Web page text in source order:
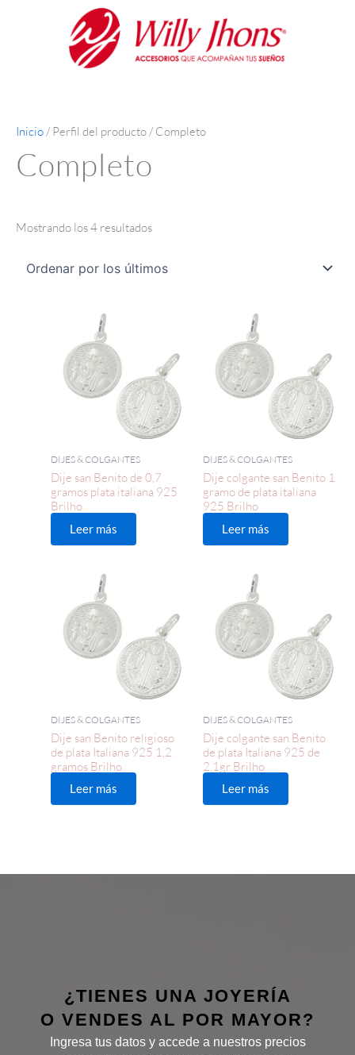
Inicio/ Perfil del producto / Completo
Completo
Mostrando los 4 resultados
por
los
últimos
DIJES & COLGANTES
Dije san Benito de 0,7
gramos plata italiana 925
Brilho
Leer más
DIJES & COLGANTES
Dije colgante san Benito 1
gramo de plata italiana
925 Brilho
Leer más
DIJES & COLGANTES
Dije san Benito religioso
de plata Italiana 925 1,2
gramos Brilho
Leer más
DIJES & COLGANTES
Dije colgante san Benito
de plata Italiana 925 de
2,1gr Brilho
Leer más
¿TIENES UNA JOYERÍA
O VENDES AL POR MAYOR?
Ingresa tus datos y accede a nuestros precios